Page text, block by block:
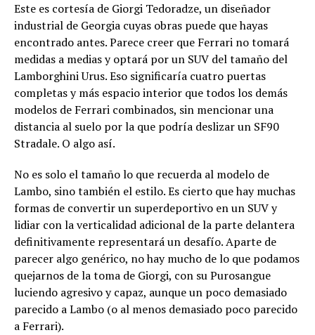
Este es cortesía de Giorgi Tedoradze, un diseñador
industrial de Georgia cuyas obras puede que hayas
encontrado antes. Parece creer que Ferrari no tomará
medidas a medias y optará por un SUV del tamaño del
Lamborghini Urus. Eso significaría cuatro puertas
completas y más espacio interior que todos los demás
modelos de Ferrari combinados, sin mencionar una
distancia al suelo por la que podría deslizar un SF90
Stradale. O algo así.
No es solo el tamaño lo que recuerda al modelo de
Lambo, sino también el estilo. Es cierto que hay muchas
formas de convertir un superdeportivo en un SUV y
lidiar con la verticalidad adicional de la parte delantera
definitivamente representará un desafío. Aparte de
parecer algo genérico, no hay mucho de lo que podamos
quejarnos de la toma de Giorgi, con su Purosangue
luciendo agresivo y capaz, aunque un poco demasiado
parecido a Lambo (o al menos demasiado poco parecido
a Ferrari).